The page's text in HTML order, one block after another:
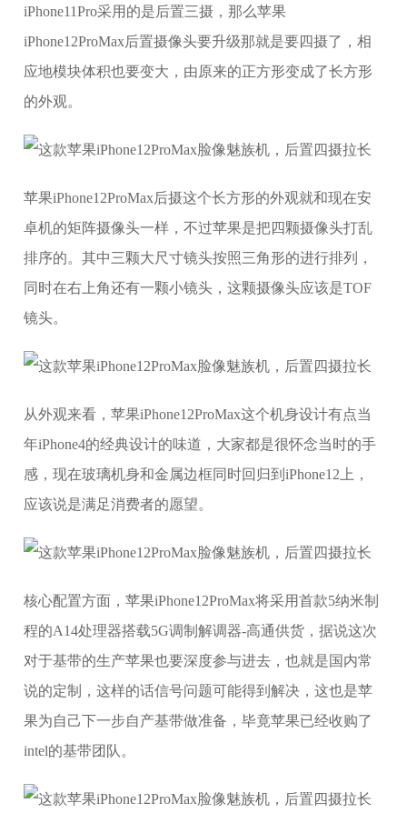
iPhone11Pro采用的是后置三摄，那么苹果
iPhone12ProMax后置摄像头要升级那就是要四摄了，相
应地模块体积也要变大，由原来的正方形变成了长方形
的外观。
苹果iPhone12ProMax后摄这个长方形的外观就和现在安
卓机的矩阵摄像头一样，不过苹果是把四颗摄像头打乱
排序的。其中三颗大尺寸镜头按照三角形的进行排列，
同时在右上角还有一颗小镜头，这颗摄像头应该是TOF
镜头。
从外观来看，苹果iPhone12ProMax这个机身设计有点当
年iPhone4的经典设计的味道，大家都是很怀念当时的手
感，现在玻璃机身和金属边框同时回归到iPhone12上，
应该说是满足消费者的愿望。
核心配置方面，苹果iPhone12ProMax将采用首款5纳米制
程的A14处理器搭载5G调制解调器-高通供货，据说这次
对于基带的生产苹果也要深度参与进去，也就是国内常
说的定制，这样的话信号问题可能得到解决，这也是苹
果为自己下一步自产基带做准备，毕竟苹果已经收购了
intel的基带团队。